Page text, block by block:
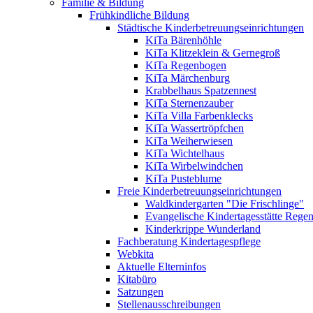
Familie & Bildung
Frühkindliche Bildung
Städtische Kinderbetreuungseinrichtungen
KiTa Bärenhöhle
KiTa Klitzeklein & Gernegroß
KiTa Regenbogen
KiTa Märchenburg
Krabbelhaus Spatzennest
KiTa Sternenzauber
KiTa Villa Farbenklecks
KiTa Wassertröpfchen
KiTa Weiherwiesen
KiTa Wichtelhaus
KiTa Wirbelwindchen
KiTa Pusteblume
Freie Kinderbetreuungseinrichtungen
Waldkindergarten "Die Frischlinge"
Evangelische Kindertagesstätte
Kinderkrippe Wunderland
Fachberatung Kindertagespflege
Webkita
Aktuelle Elterninfos
Kitabüro
Satzungen
Stellenausschreibungen